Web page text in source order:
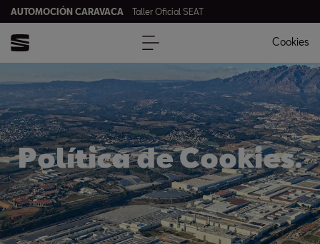
AUTOMOCIÓN CARAVACA Taller Oficial SEAT
Cookies
Política de Cookies.